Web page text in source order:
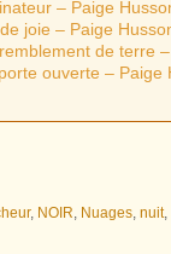
– Paige
joie – Paige
de terre
ouverte – Paige
, NOIR Nuages ,nuit,